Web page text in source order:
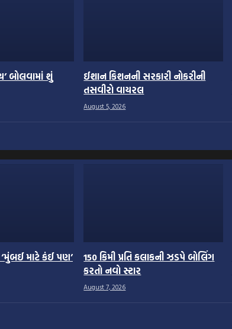
બોલવામાં શું
ઈશાન કિશનની સરકારી નોકરીની
તસવીરો વાયરલ
August 5, 2026
માટે કંઈ પણ’
150 કિમી પ્રતિ કલાકની ઝડપે બોલિંગ
કરતો નવો સ્ટાર
August 7, 2026